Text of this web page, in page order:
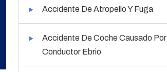
Accidente De Atropello Y Fuga
Accidente De Coche Causado Por
Conductor Ebrio